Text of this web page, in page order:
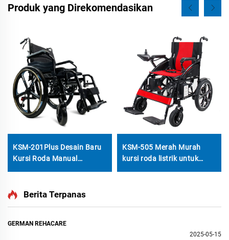
Produk yang Direkomendasikan
KSM-201Plus Desain Baru
Kursi Roda Manual
′, dan Sandaran Tangan
KSM-505 Merah Murah
kursi roda listrik untuk
Berita Terpanas
GERMAN REHACARE
2025-05-15